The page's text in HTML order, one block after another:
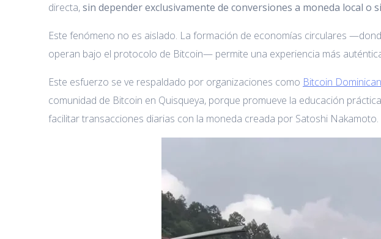
directa,sin depender exclusivamente de conversiones a moneda local o
Este fenómeno no es aislado. La formación de economías circulares
operan bajo el protocolo de Bitcoin— permite una experiencia más
Este esfuerzo se ve respaldado por organizaciones como Bitcoin
comunidad de Bitcoin en Quisqueya, porque promueve la educación
facilitar transacciones diarias con la moneda creada por Satoshi Nakamoto.